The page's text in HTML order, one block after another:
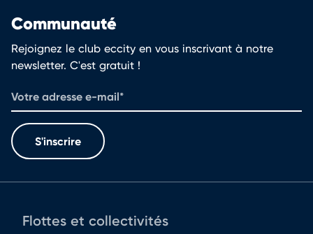
Communauté
Rejoignez le club eccity en vous inscrivant à notre
newsletter. C'est gratuit !
S'inscrire
Flottes et collectivités